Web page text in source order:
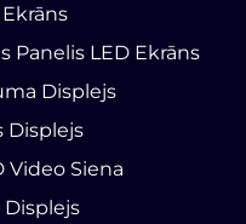
Panelis LED Ekrāns
Displejs
Displejs
Video Siena
Displejs